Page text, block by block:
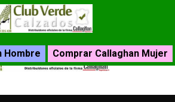
Hombre Comprar Callaghan Mujer